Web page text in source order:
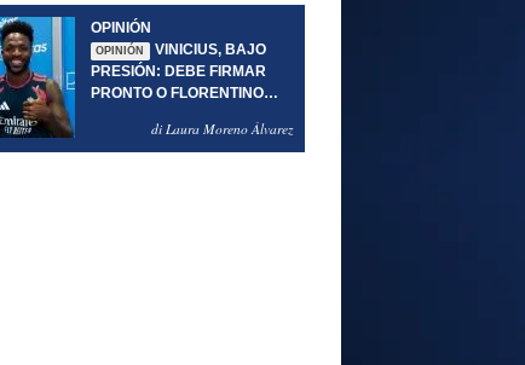
OPINIÓN
OPINIÓN
VINICIUS, BAJO
PRESIÓN: DEBE FIRMAR
PRONTO O FLORENTINO
di Laura Moreno Álvarez